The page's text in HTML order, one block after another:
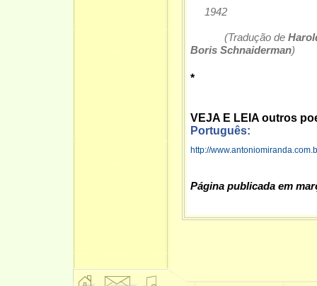
1942
(Tradução de
Boris Schnaiderman)
*
VEJA E LEIA outros
Português:
http://
Página publicada em